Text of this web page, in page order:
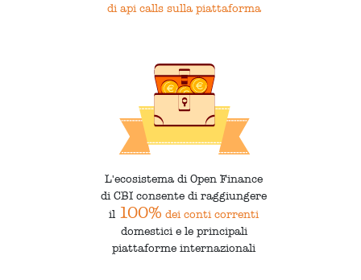
di api calls sulla piattaforma
L'ecosistema di Open Finance
di CBI consente di raggiungere
il 100% dei conti correnti
domestici e le principali
piattaforme internazionali